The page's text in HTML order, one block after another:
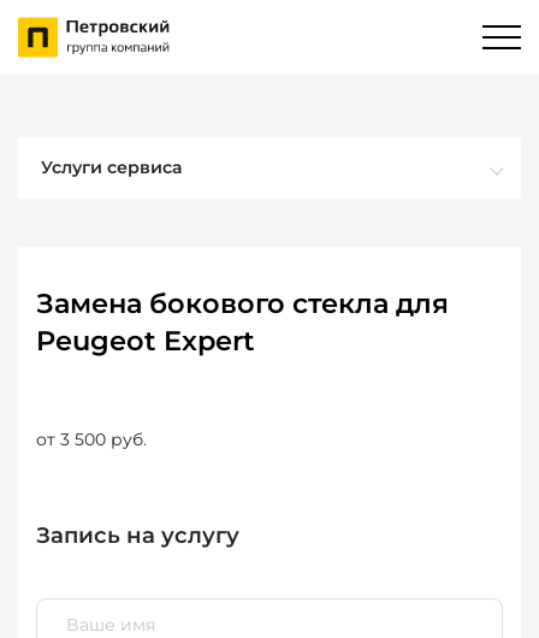
Услуги сервиса
Замена бокового стекла для
Peugeot Expert
от 3 500 руб.
Запись на услугу